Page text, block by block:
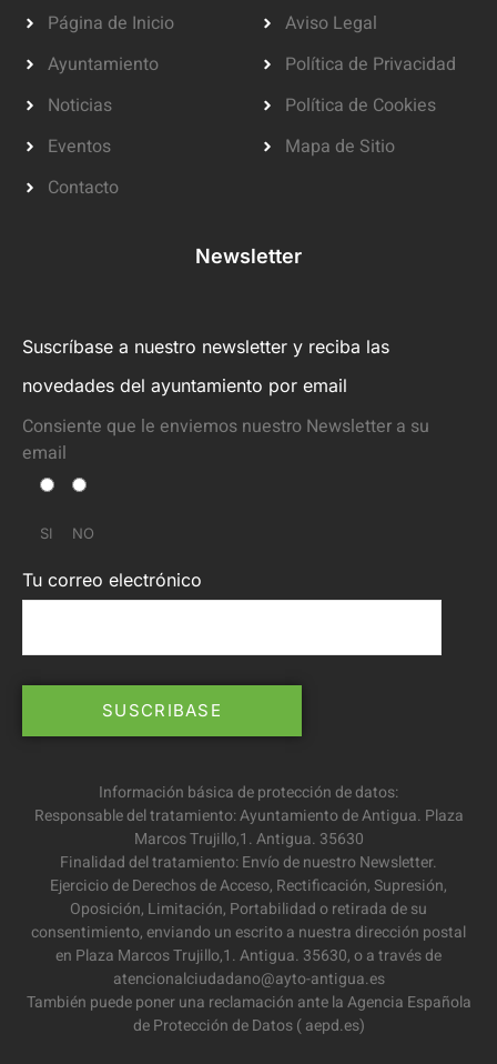
Página de Inicio
Ayuntamiento
Noticias
Eventos
Contacto
Aviso Legal
Política de Privacidad
Política de Cookies
Mapa de Sitio
Newsletter
Suscríbase a nuestro newsletter y reciba las
novedades del ayuntamiento por email
Consiente que le enviemos nuestro Newsletter a su
email
SI NO
Tu correo electrónico
Información básica de protección de datos:
Responsable del tratamiento: Ayuntamiento de Antigua. Plaza
Marcos Trujillo,1. Antigua. 35630
Finalidad del tratamiento: Envío de nuestro Newsletter.
Ejercicio de Derechos de Acceso, Rectificación, Supresión,
Oposición, Limitación, Portabilidad o retirada de su
consentimiento, enviando un escrito a nuestra dirección postal
en Plaza Marcos Trujillo,1. Antigua. 35630, o a través de
atencionalciudadano@ayto-antigua.es
También puede poner una reclamación ante la Agencia Española
de Protección de Datos ( aepd.es)